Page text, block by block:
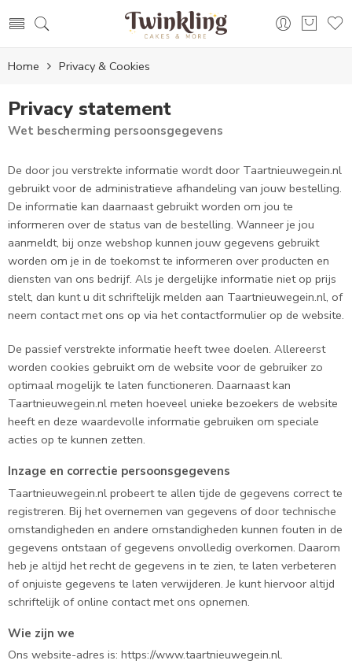
Home Privacy & Cookies
Privacy statement
Wet bescherming persoonsgegevens
De door jou verstrekte informatie wordt door Taartnieuwegein.nl
gebruikt voor de administratieve afhandeling van jouw bestelling.
De informatie kan daarnaast gebruikt worden om jou te
informeren over de status van de bestelling. Wanneer je jou
aanmeldt, bij onze webshop kunnen jouw gegevens gebruikt
worden om je in de toekomst te informeren over producten en
diensten van ons bedrijf. Als je dergelijke informatie niet op prijs
stelt, dan kunt u dit schriftelijk melden aan Taartnieuwegein.nl, of
neem contact met ons op via het contactformulier op de website.
De passief verstrekte informatie heeft twee doelen. Allereerst
worden cookies gebruikt om de website voor de gebruiker zo
optimaal mogelijk te laten functioneren. Daarnaast kan
Taartnieuwegein.nl meten hoeveel unieke bezoekers de website
heeft en deze waardevolle informatie gebruiken om speciale
acties op te kunnen zetten.
Inzage en correctie persoonsgegevens
Taartnieuwegein.nl probeert te allen tijde de gegevens correct te
registreren. Bij het overnemen van gegevens of door technische
omstandigheden en andere omstandigheden kunnen fouten in de
gegevens ontstaan of gegevens onvolledig overkomen. Daarom
heb je altijd het recht de gegevens in te zien, te laten verbeteren
of onjuiste gegevens te laten verwijderen. Je kunt hiervoor altijd
schriftelijk of online contact met ons opnemen.
Wie zijn we
Ons website-adres is: https://www.taartnieuwegein.nl.